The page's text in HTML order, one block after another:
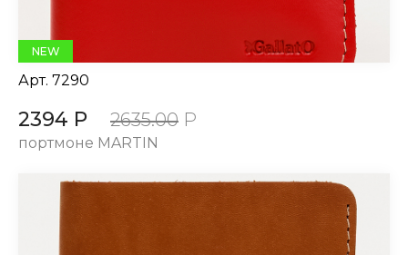
NEW
Арт. 7290
2394 Р 2635.00 Р
портмоне MARTIN